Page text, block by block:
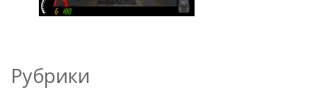
Рубрики